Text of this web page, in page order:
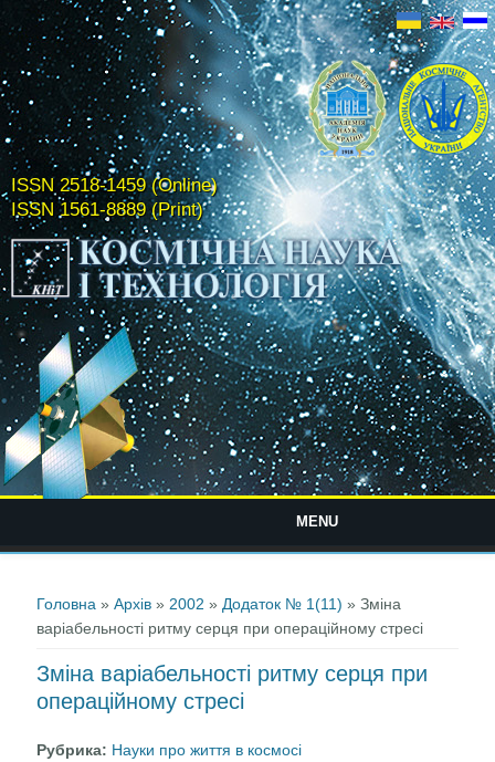
ISSN 2518-1459 (Online)
ISSN 1561-8889 (Print)
MENU
Головна »Архів » 2002 » Додаток № 1(11) » Зміна
варіабельності ритму серця при операційному стресі
Зміна варіабельності ритму серця при
операційному стресі
Рубрика: Науки про життя в космосі